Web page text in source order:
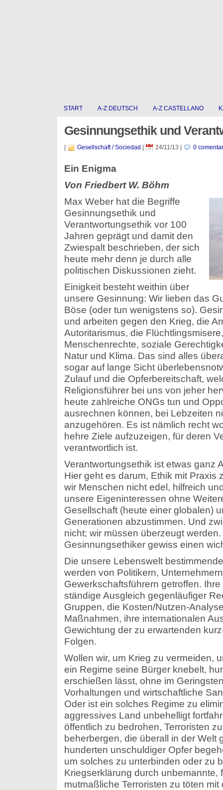
START A-Z DEUTSCH A-Z CASTELLANO
Gesinnungsethik und
Gesellschaft / Sociedad 24/11/13 0
Ein Enigma
Von Friedbert W. Böhm
Max Weber hat die Begriffe
Gesinnungsethik und
Verantwortungsethik vor 100
Jahren geprägt und damit den
Zwiespalt beschrieben, der sich
heute mehr denn je durch alle
politischen Diskussionen zieht.
Einigkeit besteht weithin über
unsere Gesinnung: Wir lieben das
Böse (oder tun wenigstens so).
und arbeiten gegen den Krieg, die
Autoritarismus, die
Menschenrechte, soziale
Natur und Klima. Das sind alles
sogar auf lange Sicht
Zulauf und die Opferbereitschaft,
Religionsführer bei uns von jeher
heute zahlreiche ONGs tun und
ausrechnen können, bei Lebzeiten
anzugehören. Es ist nämlich recht
hehre Ziele aufzuzeigen, für deren
verantwortlich ist.
Verantwortungsethik ist etwas ganz
Hier geht es darum, Ethik mit Praxis
wir Menschen nicht edel, hilfreich
unsere Eigeninteressen ohne
Gesellschaft (heute einer globalen)
Generationen abzustimmen. Und
nicht; wir müssen überzeugt
Gesinnungsethiker gewiss einen
Die unsere Lebenswelt
werden von Politikern,
Gewerkschaftsführern getroffen.
ständige Ausgleich gegenläufiger
Gruppen, die Kosten/Nutzen-
Maßnahmen, ihre internationalen
Gewichtung der zu erwartenden
Folgen.
Wollen wir, um Krieg zu vermeiden,
ein Regime seine Bürger knebelt,
erschießen lässt, ohne im
Vorhaltungen und wirtschaftliche
Oder ist ein solches Regime zu
aggressives Land unbehelligt
öffentlich zu bedrohen, Terroristen
beherbergen, die überall in der Welt
hunderten unschuldiger Opfer
um solches zu unterbinden oder zu
Kriegserklärung durch unbemannte,
mutmaßliche Terroristen zu töten